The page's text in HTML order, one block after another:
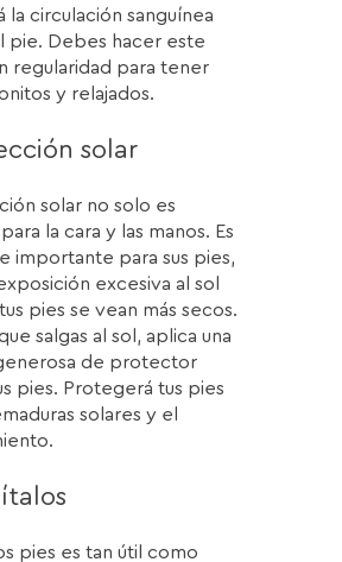
la circulación sanguínea
pie. Debes hacer este
regularidad para tener
y relajados.
solar
solar no solo es
la cara y las manos. Es
importante para sus pies,
excesiva al sol
pies se vean más secos.
salgas al sol, aplica una
de protector
pies. Protegerá tus pies
solares y el
pies es tan útil como